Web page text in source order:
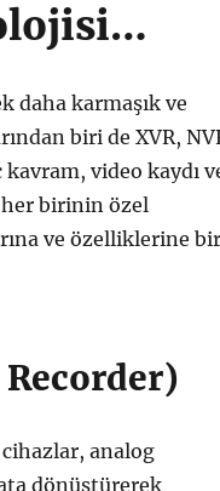
daha karmaşık ve
biri de XVR,
kavram, video kaydı
birinin özel
ve özelliklerine bir
cihazlar, analog
dönüştürerek